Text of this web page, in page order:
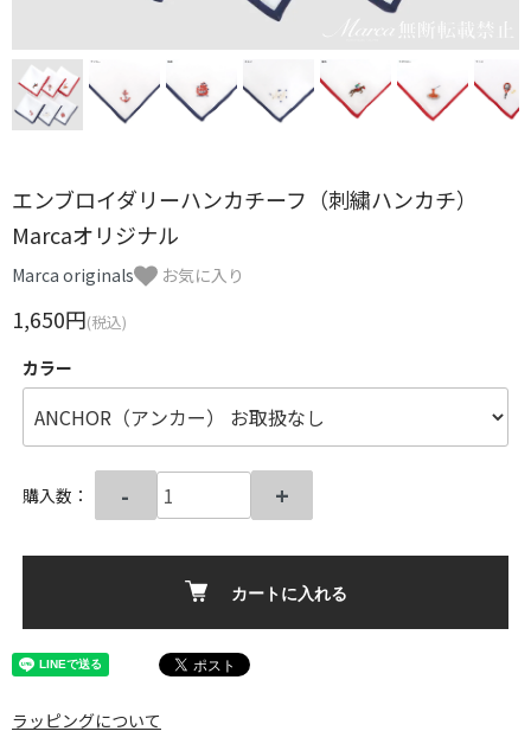
エンブロイダリーハンカチーフ（刺繍ハンカチ）
Marcaオリジナル
Marca originals お気に入り
1,650円(税込)
カラー
購入数： - +
カートに入れる
ラッピングについて